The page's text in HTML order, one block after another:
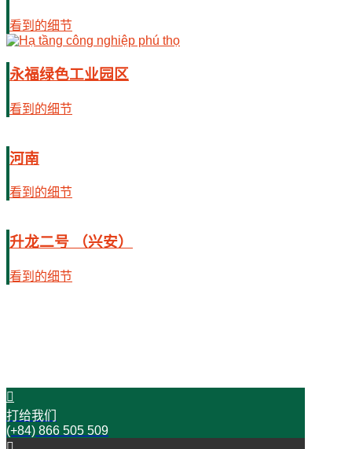
看到的细节
永福绿色工业园区
看到的细节
河南
看到的细节
升龙二号 （兴安）
看到的细节
打给我们
(+84) 866 505 509